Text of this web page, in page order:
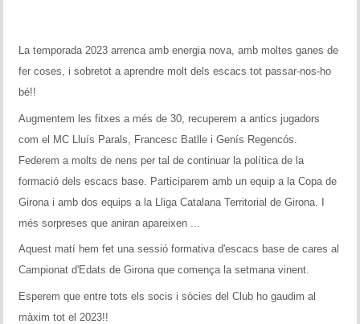
La temporada 2023 arrenca amb energia nova, amb moltes ganes de
fer coses, i sobretot a aprendre molt dels escacs tot passar-nos-ho
bé!!
Augmentem les fitxes a més de 30, recuperem a antics jugadors
com el MC Lluís Parals, Francesc Batlle i Genís Regencós.
Federem a molts de nens per tal de continuar la política de la
formació dels escacs base. Participarem amb un equip a la Copa de
Girona i amb dos equips a la Lliga Catalana Territorial de Girona. I
més sorpreses que aniran apareixen ...
Aquest matí hem fet una sessió formativa d'escacs base de cares al
Campionat d'Edats de Girona que comença la setmana vinent.
Esperem que entre tots els socis i sòcies del Club ho gaudim al
màxim tot el 2023!!